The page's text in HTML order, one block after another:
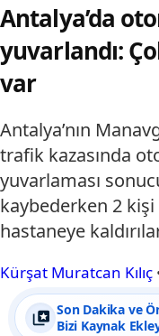
Antalya’da
yuvarlandı:
var
Antalya’nın
trafik kazasında
yuvarlaması
kaybederken 2 kişi
hastaneye
Kürşat Muratcan Kılıç
Son Dakika ve
Bizi Kaynak